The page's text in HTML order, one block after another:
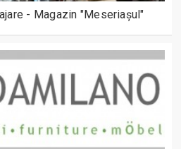
- Magazin "Meseriașul"